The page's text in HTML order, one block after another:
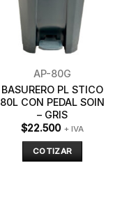
AP-80G
BASURERO PL STICO
80L CON PEDAL SOIN
– GRIS
$22.500 + IVA
COTIZAR